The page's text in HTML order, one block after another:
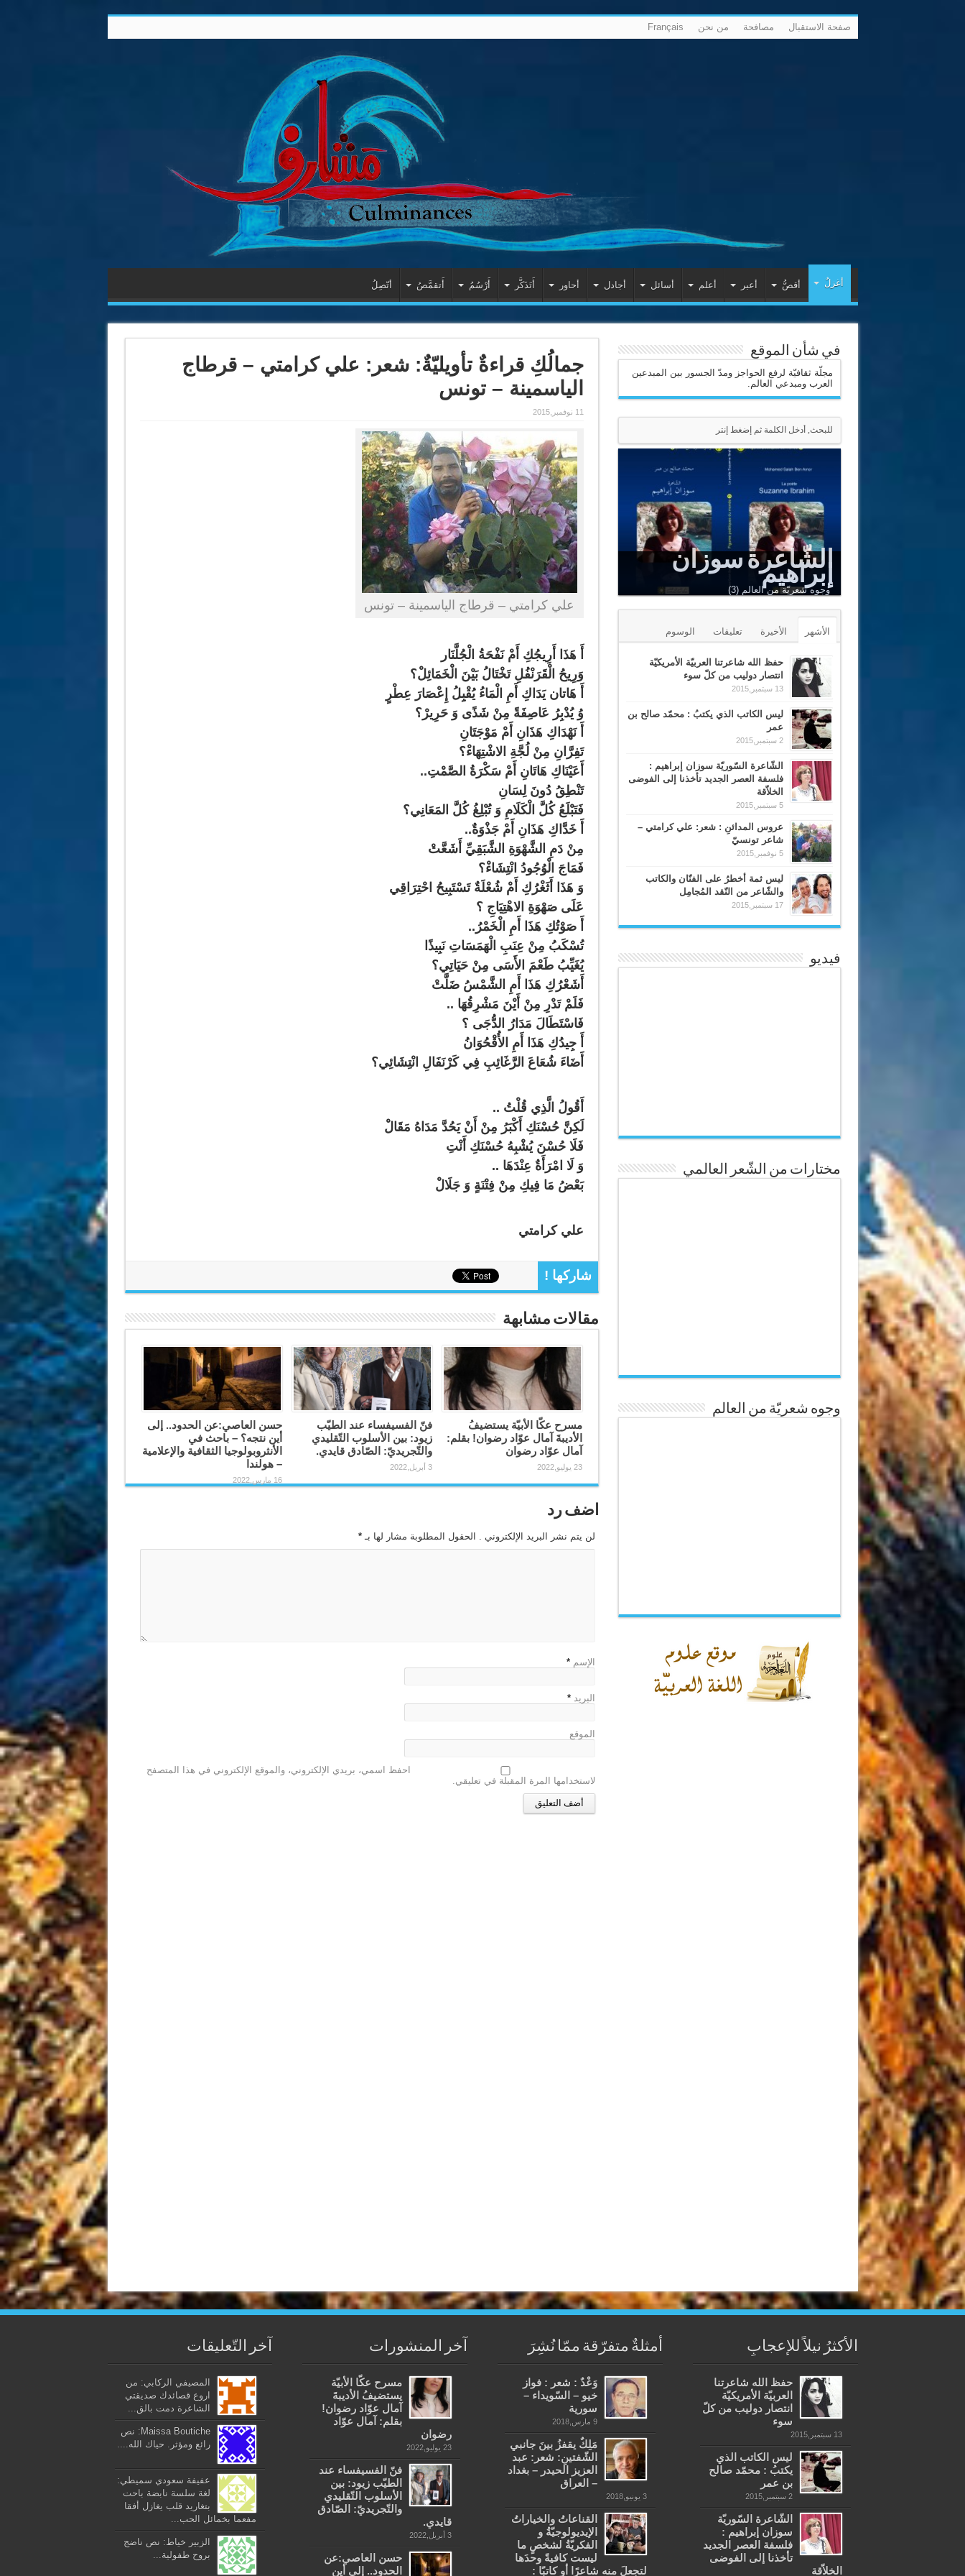
صفحة الاستقبال مصافحة من نحن Français
أغزلٌ أقصُّ أعبر أعلم أسائل أجادل أحاور أَتَذَكَّر أَرْسُمُ أَتقمَّصُ أتّصِلُ
جمالُكِ قراءةٌ تأويليّةٌ: شعر: علي كرامتي – قرطاج
الياسمينة – تونس
11 نوفمبر,2015
علي كرامتي – قرطاج الياسمينة – تونس
أَ هَذَا أَرِيجُكِ أَمْ نَفْحَةُ الْجُلَّنَار
وَرِيحُ الْقَرَنْفُلِ تَخْتَالُ بَيْنَ الْخَمَائِلْ؟
أَ هَاتان يَدَاكِ أَمِ الْمَاءُ يُقْبِِلُ إِعْصَارَ عِطْرٍ
وُ يُدْبِرُ عَاصِفَةً مِنْ شَذًى وَ حَرِيرْ؟
أَ نَهْدَاكِ هَذَانِ أَمْ مَوْجَتَانِ
تَفِرَّانِ مِنْ لُجَّةِ الاشْتِهَاءْ؟
أَعَيْنَاكِ هَاتَانِ أَمْ سَكْرَةُ الصَّمْتِ..
تَنْطِقُ دُونَ لِسَانِ
فَتَبْلَعُ كُلَّ الْكَلَامِ وَ تُبْلِغُ كُلَّ المَعَانِي؟
أَ خَدَّاكِ هَذَانِ أَمْ جَذْوَةٌ..
مِنْ دَمِ الشَّهْوَةِ الشَّبَقِيِّ أَشَعَّتْ
فَمَاجَ الْوُجُودُ انْتِشَاءْ؟
وَ هَذَا أَثَغْرُكِ أَمْ شُعْلَةٌ تَسْتَبِيحُ احْتِرَاقِي
عَلَى صَهْوَةِ الاهْتِيَاجِ ؟
أَ صَوْتُكِ هَذَا أَمِ الْخَمْرُ..
تُسْكَبُ مِنْ عِنَبِ الْهَمَسَاتِ نَبِيذًا
يُغَيِّبُ طَعْمَ الأَسَى مِنْ حَيَاتِي؟
أَشَعْرُكِ هَذَا أَمِ الشَّمْسُ ضَلَّتْ
فَلَمْ تَدْرِ مِنْ أَيْنَ مَشْرِقُهَا ..
فَاسْتَطَالَ مَدَارُ الدُّجَى ؟
أَ جِيدُكِ هَذَا أَمِ الأُقْحُوَانُ
أَضَاءَ شُعَاعَ الرَّغَائِبِ فِي كَرْنَفَالِ انْتِشَائِي؟
أَقُولُ الَّذِي قُلْتُ ..
لَكِنَّ حُسْنَكِ أَكْبَرُ مِنْ أَنْ يَحُدَّ مَدَاهُ مَقَالْ
فَلَا حُسْنَ يُشْبِهُ حُسْنَكِ أَنْتِ
وَ لَا امْرَأَةٌ عِنْدَهَا ..
بَعْضُ مَا فِيكِ مِنْ فِتْنَةٍ وَ جَلَالْ
علي كرامتي
شاركها !
مقالات مشابهة
مسرح عكّا الأبيّة يستضيفُ
الأديبةَ آمال عوّاد رضوان! بقلم:
آمال عوّاد رضوان
23 يوليو,2022
فنّ الفسيفساء عند الطيّب
زيود: بين الأسلوب التّقليدي
والتّجريديّ: الصّادق قايدي.
3 أبريل,2022
حسن العاصي:عن الحدود.. إلى
أين نتجه؟ – باحث في
الأنثروبولوجيا الثقافية والإعلامية
– هولندا
16 مارس,2022
اضف رد
لن يتم نشر البريد الإلكتروني . الحقول المطلوبة مشار لها بـ*
الإسم *
البريد *
الموقع
احفظ اسمي، بريدي الإلكتروني، والموقع الإلكتروني في هذا المتصفح
لاستخدامها المرة المقبلة في تعليقي.
في شأن الموقع
مجلّة ثقافيّة لرفع الحواجز ومدّ الجسور بين المبدعين
العرب ومبدعي العالم.
الشّاعرة سوزان
إبراهيم
وجوه شعريّة من العالم (3)
الأشهر الأخيرة تعليقات الوسوم
حفظ الله شاعرتنا العربيّة الأمريكيّة
انتصار دوليب من كلّ سوء
13 سبتمبر,2015
ليس الكاتب الذي يكتبُ : محمّد صالح بن
عمر
2 سبتمبر,2015
الشّاعرة السّوريّة سوزان إبراهيم :
فلسفة العصر الجديد تأخذنا إلى الفوضى
الخلاّقة
5 سبتمبر,2015
عروس المدائنِ : شعر: علي كرامتي –
شاعر تونسيّ
5 نوفمبر,2015
ليس ثمة أخطرُ على الفنّان والكاتب
والشّاعر من النّقد المُجامِل
17 سبتمبر,2015
فيديو
مختارات من الشّعر العالمي
وجوه شعريّة من العالم
الأكثرُ نيلاً للإعجابِ
حفظ الله شاعرتنا
العربيّة الأمريكيّة
انتصار دوليب من كلّ
سوء
13 سبتمبر,2015
ليس الكاتب الذي
يكتبُ : محمّد صالح
بن عمر
2 سبتمبر,2015
الشّاعرة السّوريّة
سوزان إبراهيم :
فلسفة العصر الجديد
تأخذنا إلى الفوضى
الخلاّقة
أمثلةٌ متفرّقة ممّا نُشِرَ
وَعْدٌ : شعر : فواز
خيو – السّويداء –
سورية
9 مارس,2018
مَلِكٌ يقفزُ بينَ جانبي
الشّفتينِ: شعر: عبد
العزيز الحيدر – بغداد
– العراق
3 يونيو,2018
القناعاتُ والخياراتُ
الإيديولوجيّةُ و
الفكريّةُ لشخصٍ ما
ليست كافيةً وحدَها
لتجعلَ منه شاعرًا أو كاتبًا :
آخر المنشورات
مسرح عكّا الأبيّة
يستضيفُ الأديبةَ
آمال عوّاد رضوان!
بقلم: آمال عوّاد
رضوان
23 يوليو,2022
فنّ الفسيفساء عند
الطيّب زيود: بين
الأسلوب التّقليدي
والتّجريديّ: الصّادق
قايدي.
3 أبريل,2022
حسن العاصي:عن
الحدود.. إلى أين
آخر التّعليقات
المصيفي الركابي: من
اروع قصائدك صديقتي
الشاعرة دمت بالق...
Maissa Boutiche: نص
رائع ومؤثر. حياك الله....
عفيفة سعودي سميطي:
لغة سلسة نابضة باحت
بتغاريد قلب يغازل أفقا
مفعما بخمائل الحب...
الزبير خياط: نص ناضج
بروح طفولية...